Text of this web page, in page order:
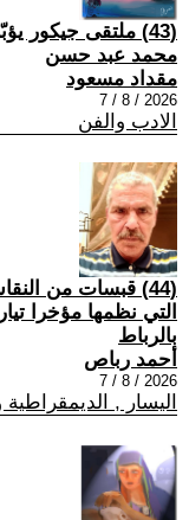
(43) ملتقى جيكور
محمد عبد حسن
مقداد مسعود
2026 / 8 / 7
الادب والفن
(44) قبسات من
التي نظمها مؤخرا
بالرباط
أحمد رباص
2026 / 8 / 7
اليسار ,